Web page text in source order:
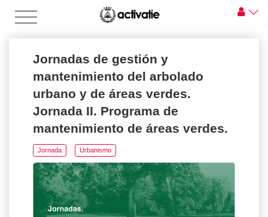
Jornadas de gestión y
mantenimiento del arbolado
urbano y de áreas verdes.
Jornada II. Programa de
mantenimiento de áreas verdes.
Jornada Urbanismo